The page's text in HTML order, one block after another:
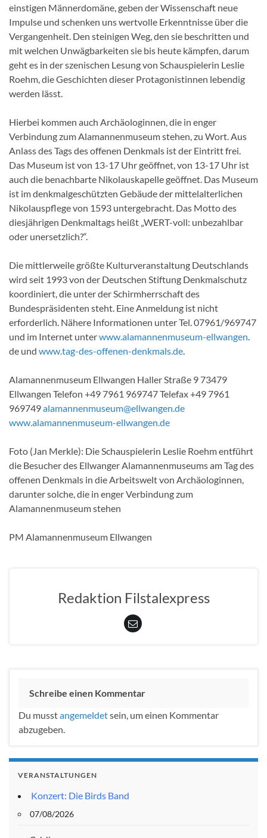
einstigen Männerdomäne, geben der Wissenschaft neue
Impulse und schenken uns wertvolle Erkenntnisse über die
Vergangenheit. Den steinigen Weg, den sie beschritten und
mit welchen Unwägbarkeiten sie bis heute kämpfen, darum
geht es in der szenischen Lesung von Schauspielerin Leslie
Roehm, die Geschichten dieser Protagonistinnen lebendig
werden lässt.
Hierbei kommen auch Archäologinnen, die in enger
Verbindung zum Alamannenmuseum stehen, zu Wort. Aus
Anlass des Tags des offenen Denkmals ist der Eintritt frei.
Das Museum ist von 13-17 Uhr geöffnet, von 13-17 Uhr ist
auch die benachbarte Nikolauskapelle geöffnet. Das Museum
ist im denkmalgeschützten Gebäude der mittelalterlichen
Nikolauspflege von 1593 untergebracht. Das Motto des
diesjährigen Denkmaltags heißt „WERT-voll: unbezahlbar
oder unersetzlich?“.
Die mittlerweile größte Kulturveranstaltung Deutschlands
wird seit 1993 von der Deutschen Stiftung Denkmalschutz
koordiniert, die unter der Schirmherrschaft des
Bundespräsidenten steht. Eine Anmeldung ist nicht
erforderlich. Nähere Informationen unter Tel. 07961/969747
und im Internet unterwww.alamannenmuseum-ellwangen.
de und www.tag-des-offenen-denkmals.de.
Alamannenmuseum Ellwangen Haller Straße 9 73479
Ellwangen Telefon +49 7961 969747 Telefax +49 7961
969749alamannenmuseum@ellwangen.de
www.alamannenmuseum-ellwangen.de
Foto (Jan Merkle): Die Schauspielerin Leslie Roehm entführt
die Besucher des Ellwanger Alamannenmuseums am Tag des
offenen Denkmals in die Arbeitswelt von Archäologinnen,
darunter solche, die in enger Verbindung zum
Alamannenmuseum stehen
PM Alamannenmuseum Ellwangen
Redaktion Filstalexpress
Schreibe einen Kommentar
Du musstangemeldetsein, um einen Kommentar
abzugeben.
VERANSTALTUNGEN
Konzert: Die Birds Band
07/08/2026